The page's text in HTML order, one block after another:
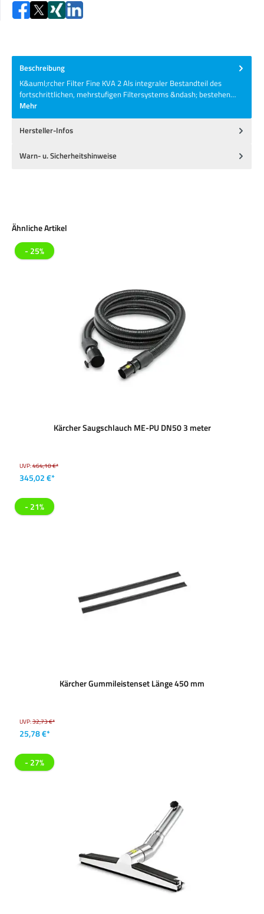
Beschreibung
K&auml;rcher Filter Fine KVA 2 Als integraler Bestandteil des
fortschrittlichen, mehrstufigen Filtersystems &ndash; bestehen…
Mehr
Hersteller-Infos
Warn- u. Sicherheitshinweise
Produktgalerie überspringen
Ähnliche Artikel
- 25%
Kärcher Saugschlauch ME-PU DN50 3 meter
UVP:464,10 €*
345,02 €*
- 21%
Kärcher Gummileistenset Länge 450 mm
UVP:32,73 €*
25,78 €*
- 27%